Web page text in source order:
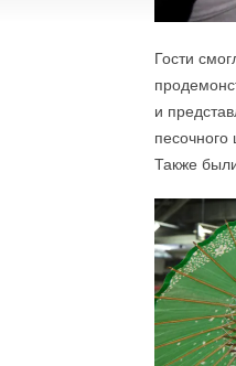
Гости
и
Также